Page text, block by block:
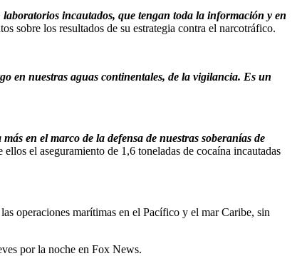
incautados, que tengan toda la información y en
sobre los resultados de su estrategia contra el narcotráfico.
en nuestras aguas continentales, de la vigilancia. Es un
en el marco de la defensa de nuestras soberanías de
el aseguramiento de 1,6 toneladas de cocaína incautadas
operaciones marítimas en el Pacífico y el mar Caribe, sin
por la noche en Fox News.